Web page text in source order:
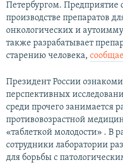
Петербургом. Предприятие
производстве препаратов
онкологических и
также разрабатывает
старению человека,
Президент России
перспективных
среди прочего занимается
противовозрастной
«таблеткой молодости» . В
сотрудники лаборатории
для борьбы с